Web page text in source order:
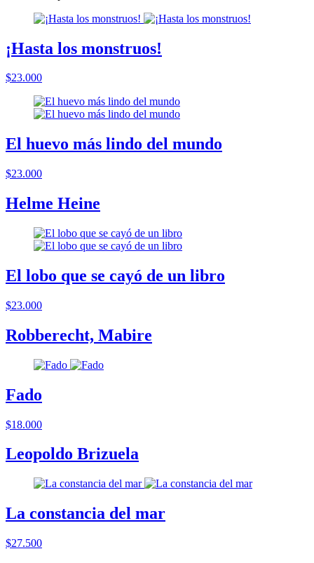
¡Hasta los monstruos!
$23.000
El huevo más lindo del mundo
$23.000
Helme Heine
El lobo que se cayó de un libro
$23.000
Robberecht, Mabire
Fado
$18.000
Leopoldo Brizuela
La constancia del mar
$27.500